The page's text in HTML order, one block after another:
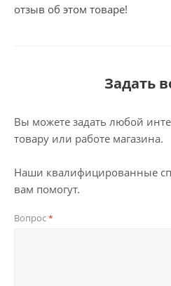
отзыв об этом товаре!
Задать
Вы можете задать любой
товару или работе магазина.
Наши квалифицированные
вам помогут.
Вопрос*